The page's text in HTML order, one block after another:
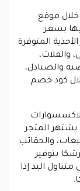
موقع
بسعر
المتوفرة
والفلات،
والصنادل،
كود خصم
المتجر
والحقائب
بتوفير
اليد إذا